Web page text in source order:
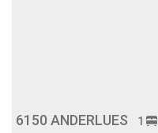
6150 ANDERLUES 1